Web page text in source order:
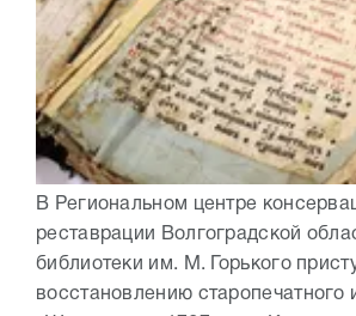
В Региональном центре
реставрации Волгоградской
библиотеки им. М. Горького
восстановлению старопечатного